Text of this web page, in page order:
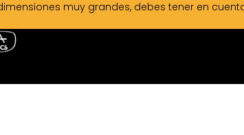
muy grandes, debes tener en